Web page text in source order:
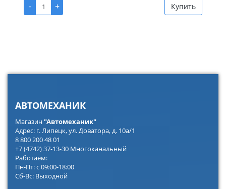
-
+ Купить
АВТОМЕХАНИК
Магазин"Автомеханик"
Адрес: г. Липецк, ул. Доватора, д. 10а/1
8 800 200 48 01
+7 (4742) 37-13-30 Многоканальный
Работаем:
Пн-Пт: с 09:00-18:00
Сб-Вс: Выходной